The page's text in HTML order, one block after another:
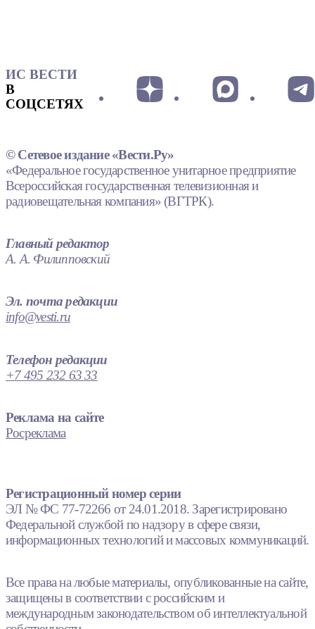
ИС ВЕСТИ
В
СОЦСЕТЯХ
© Сетевое издание «Вести.Ру»
«Федеральное государственное унитарное предприятие
Всероссийская государственная телевизионная и
радиовещательная компания» (ВГТРК).
Главный редактор
А. А. Филипповский
Эл. почта редакции
info@vesti.ru
Телефон редакции
+7 495 232 63 33
Реклама на сайте
Росреклама
Регистрационный номер серии
ЭЛ № ФС 77-72266 от 24.01.2018. Зарегистрировано
Федеральной службой по надзору в сфере связи,
информационных технологий и массовых коммуникаций.
Все права на любые материалы, опубликованные на сайте,
защищены в соответствии с российским и
международным законодательством об интеллектуальной